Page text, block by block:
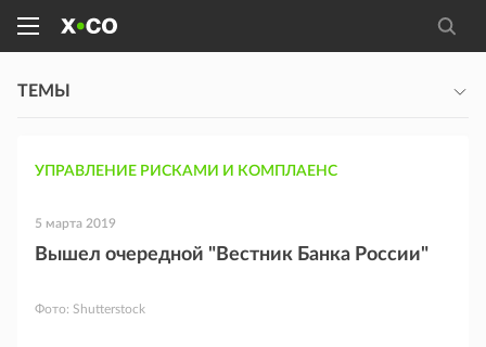
ТЕМЫ
УПРАВЛЕНИЕ РИСКАМИ И КОМПЛАЕНС
5 марта 2019
Вышел очередной "Вестник Банка России"
Фото: Shutterstock